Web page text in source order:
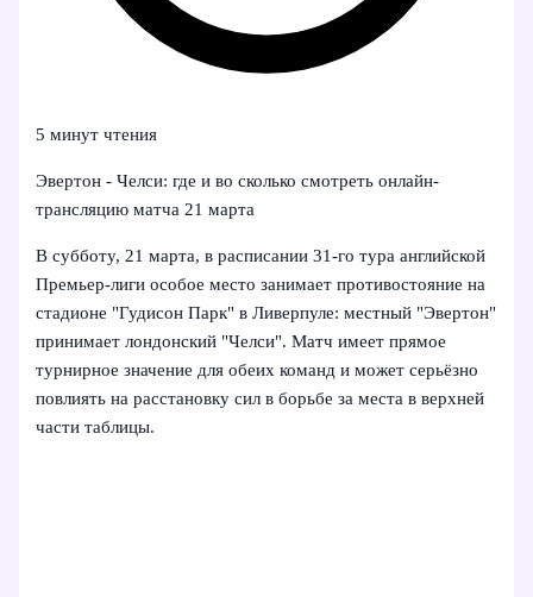
5 минут чтения
Эвертон - Челси: где и во сколько смотреть онлайн-
трансляцию матча 21 марта
В субботу, 21 марта, в расписании 31-го тура английской
Премьер-лиги особое место занимает противостояние на
стадионе "Гудисон Парк" в Ливерпуле: местный "Эвертон"
принимает лондонский "Челси". Матч имеет прямое
турнирное значение для обеих команд и может серьёзно
повлиять на расстановку сил в борьбе за места в верхней
части таблицы.